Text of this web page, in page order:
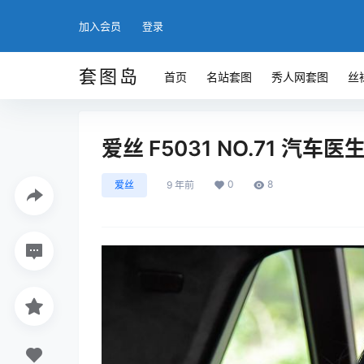
加入会员 登录
套图岛 首页 名站套图 秀人网套图 丝
爱丝 F5031 NO.71 汽车医
爱丝 9 年前 0 8